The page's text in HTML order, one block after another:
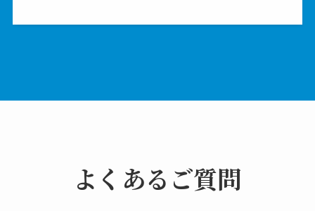
よくあるご質問